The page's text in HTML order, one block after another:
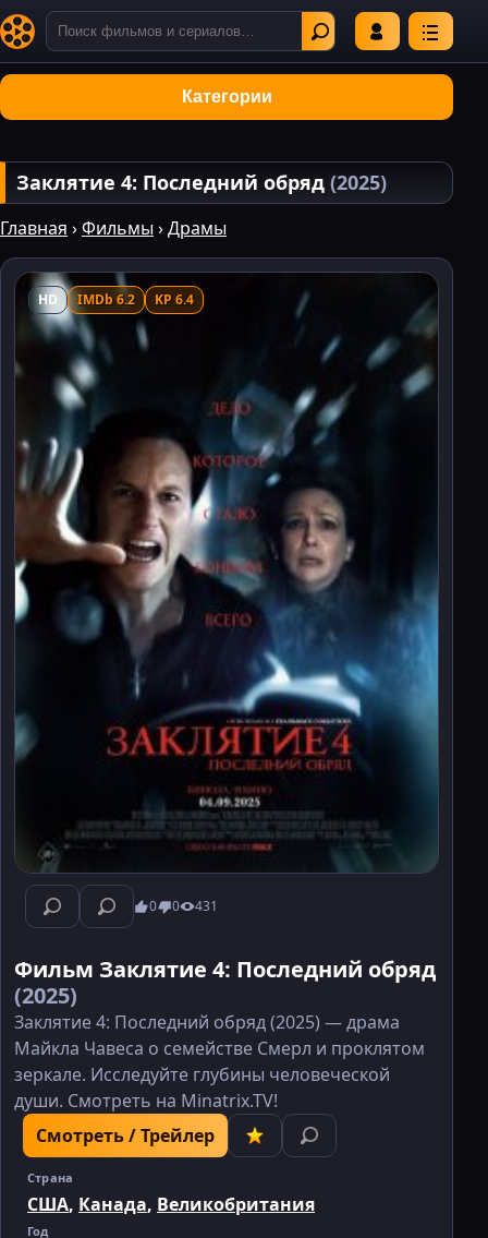
Категории
Заклятие 4: Последний обряд (2025)
Главная ›Фильмы ›Драмы
HD IMDb 6.2 KP 6.4
0 0 431
Фильм Заклятие 4: Последний обряд
(2025)
Заклятие 4: Последний обряд (2025) — драма
Майкла Чавеса о семействе Смерл и проклятом
зеркале. Исследуйте глубины человеческой
души. Смотреть на Minatrix.TV!
Смотреть / Трейлер
Страна
США, Канада, Великобритания
Год